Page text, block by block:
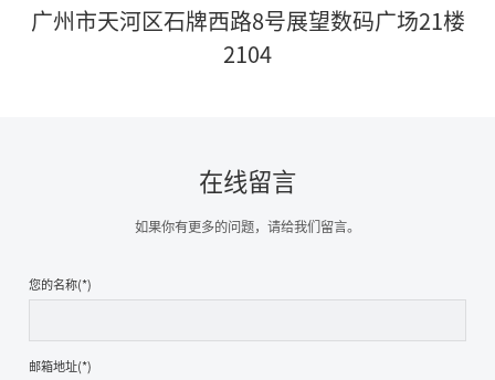
广州市天河区石牌西路8号展望数码广场21楼
2104
在线留言
如果你有更多的问题，请给我们留言。
您的名称(*)
邮箱地址(*)